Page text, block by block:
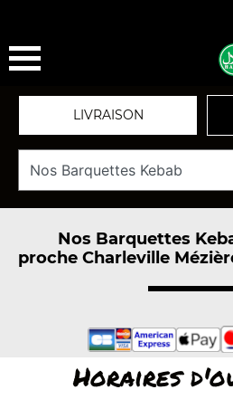
LIVRAISON
Nos Barquettes
proche Charleville
Horaires